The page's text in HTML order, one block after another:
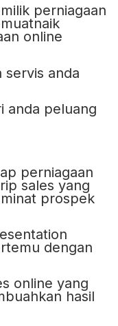
perniagaan
online
servis anda
anda peluang
perniagaan
sales yang
prospek
dengan
online yang
hasil